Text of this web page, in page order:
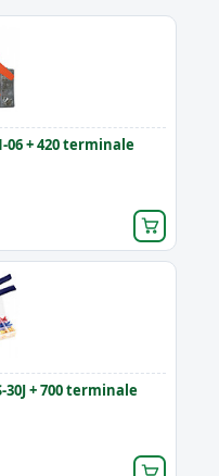
06 + 420 terminale
30J + 700 terminale